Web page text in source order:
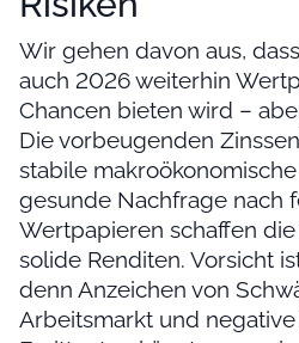
Wir gehen davon aus,
auch 2026 weiterhin
Chancen bieten wird –
Die vorbeugenden
stabile
gesunde Nachfrage nach
Wertpapieren schaffen
solide Renditen. Vorsicht
denn Anzeichen von
Arbeitsmarkt und